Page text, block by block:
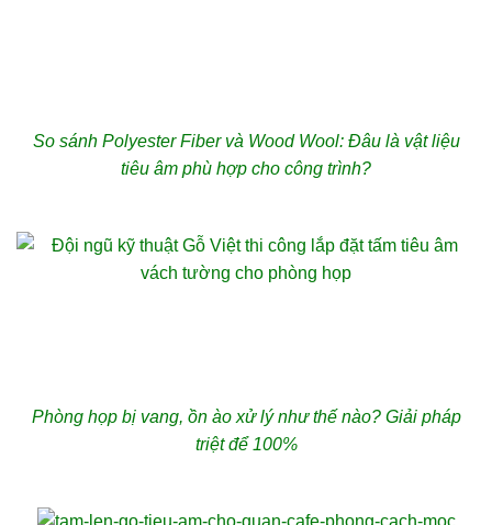
So sánh Polyester Fiber và Wood Wool: Đâu là vật liệu
tiêu âm phù hợp cho công trình?
Phòng họp bị vang, ồn ào xử lý như thế nào? Giải pháp
triệt để 100%